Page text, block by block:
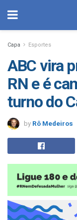
Capa Esportes
ABC vira
RN e é
turno do
by Rô Medeiros